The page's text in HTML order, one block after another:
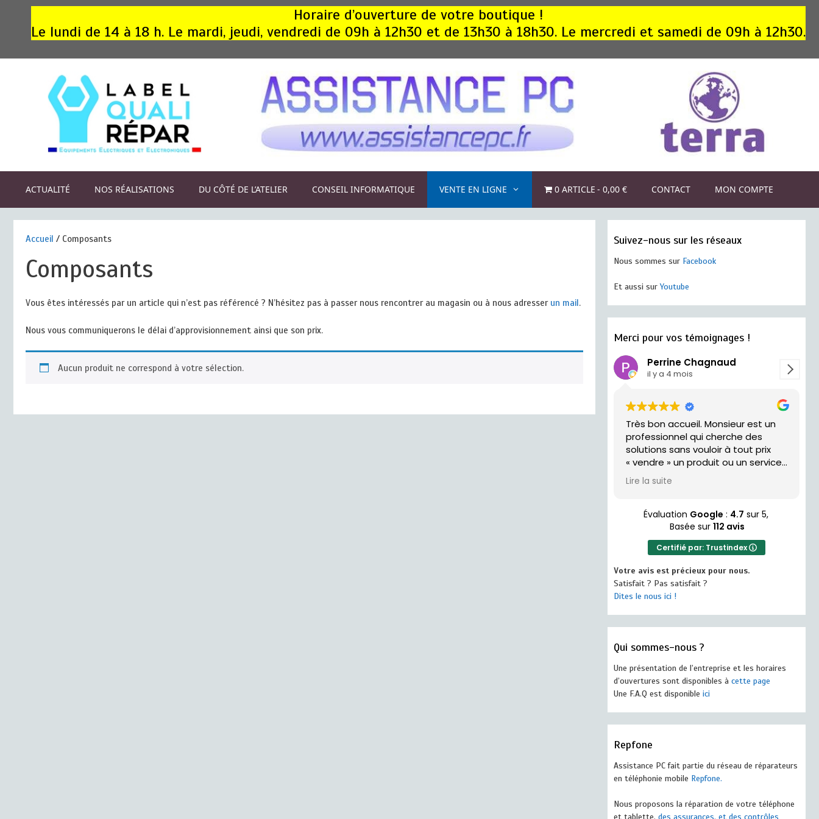
Horaire d’ouverture de votre boutique !
Le lundi de 14 à 18 h. Le mardi, jeudi, vendredi de 09h à 12h30 et de 13h30 à 18h30. Le mercredi et samedi de 09h à 12h30.
ACTUALITÉ NOS RÉALISATIONS DU CÔTÉ DE L’ATELIER CONSEIL INFORMATIQUE VENTE EN LIGNE 0 ARTICLE 0,00 € CONTACT MON COMPTE
Accueil / Composants
Composants
Vous êtes intéressés par un article qui n’est pas référencé ? N’hésitez pas à passer nous rencontrer au magasin ou à nous adresser un mail.
Nous vous communiquerons le délai d’approvisionnement ainsi que son prix.
Aucun produit ne correspond à votre sélection.
Suivez-nous sur les réseaux
Nous sommes sur Facebook
Et aussi surYoutube
Merci pour vos témoignages !
Perrine Chagnaud
il y a 4 mois
Très bon accueil. Monsieur est un
professionnel qui cherche des
solutions sans vouloir à tout prix
« vendre » un produit ou un service.
Je recommande !
Lire la suite
Évaluation Google : 4.7 sur 5,
Basée sur 112 avis
Certifié par: Trustindex
Votre avis est précieux pour nous.
Satisfait ? Pas satisfait ?
Dites le nous ici !
Qui sommes-nous ?
Une présentation de l’entreprise et les horaires
d’ouvertures sont disponibles à cette page
Une F.A.Q est disponible ici
Repfone
Assistance PC fait partie du réseau de réparateurs
en téléphonie mobile Repfone.
Nous proposons la réparation de votre téléphone
et tablette, des assurances, et des contrôles